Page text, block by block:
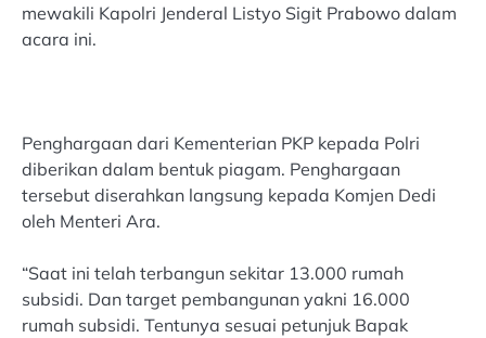
mewakili Kapolri Jenderal Listyo Sigit Prabowo dalam
acara ini.
Penghargaan dari Kementerian PKP kepada Polri
diberikan dalam bentuk piagam. Penghargaan
tersebut diserahkan langsung kepada Komjen Dedi
oleh Menteri Ara.
“Saat ini telah terbangun sekitar 13.000 rumah
subsidi. Dan target pembangunan yakni 16.000
rumah subsidi. Tentunya sesuai petunjuk Bapak